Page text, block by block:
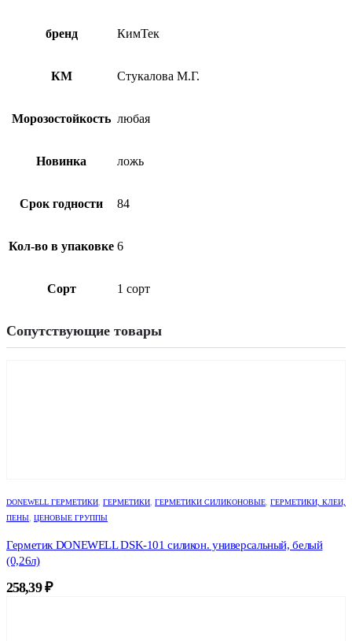
бренд КимТек
КМ Стукалова М.Г.
Морозостойкость любая
Новинка ложь
Срок годности 84
Кол-во в упаковке 6
Сорт 1 сорт
Сопутствующие товары
DONEWELL ГЕРМЕТИКИ ГЕРМЕТИКИ ГЕРМЕТИКИ СИЛИКОНОВЫЕ ГЕРМЕТИКИ, КЛЕИ,
ПЕНЫ ЦЕНОВЫЕ ГРУППЫ
Герметик DONEWELL DSK-101 силикон. универсальный, белый
(0,26л)
258,39₽